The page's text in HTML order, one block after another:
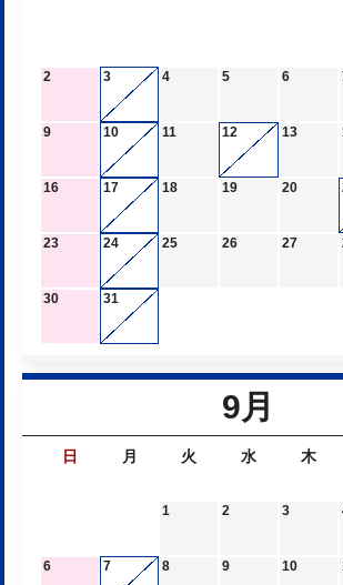
2 3 4 5 6
9 10 11 12 13
16 17 18 19 20
23 24 25 26 27
30 31
9月
日 月 火 水 木
1 2 3
6 7 8 9 10